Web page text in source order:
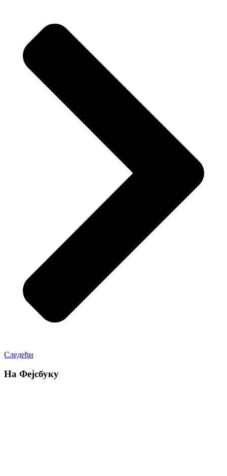
Следећи
На Фејсбуку